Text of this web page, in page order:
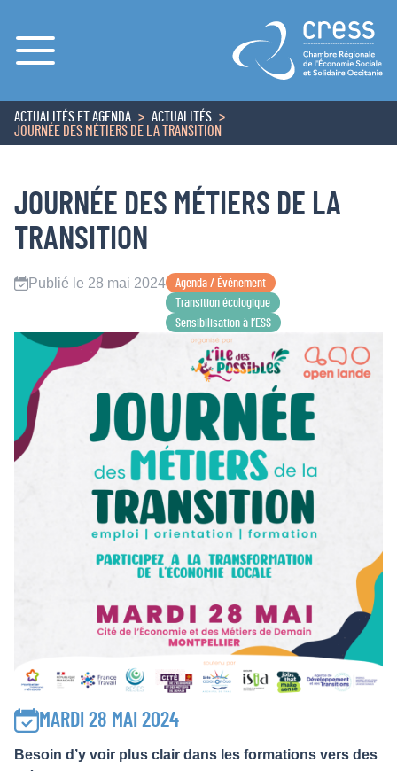
Menu
ACCUEIL
ACTUALITÉS ET AGENDA
ACTUALITÉS
JOURNÉE DES MÉTIERS DE LA TRANSITION
JOURNÉE DES MÉTIERS DE LA
TRANSITION
Publié le 28 mai 2024
Agenda / Événement
Transition écologique
Sensibilisation à l’ESS
MARDI 28 MAI 2024
Besoin d’y voir plus clair dans les formations vers des